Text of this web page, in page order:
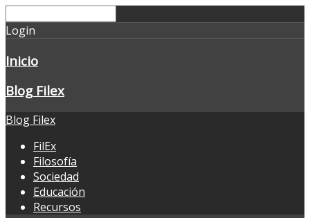
Login
Inicio
Blog Filex
Blog Filex
FilEx
Filosofía
Sociedad
Educación
Recursos